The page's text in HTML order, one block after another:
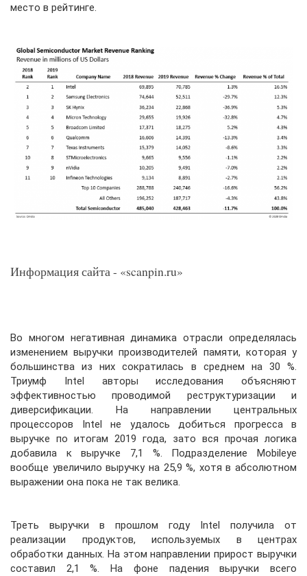
место в рейтинге.
Информация сайта - «scanpin.ru»
Во многом негативная динамика отрасли определялась
изменением выручки производителей памяти, которая у
большинства из них сократилась в среднем на 30 %.
Триумф Intel авторы исследования объясняют
эффективностью проводимой реструктуризации и
диверсификации. На направлении центральных
процессоров Intel не удалось добиться прогресса в
выручке по итогам 2019 года, зато вся прочая логика
добавила к выручке 7,1 %. Подразделение Mobileye
вообще увеличило выручку на 25,9 %, хотя в абсолютном
выражении она пока не так велика.
Треть выручки в прошлом году Intel получила от
реализации продуктов, используемых в центрах
обработки данных. На этом направлении прирост выручки
составил 2,1 %. На фоне падения выручки всего